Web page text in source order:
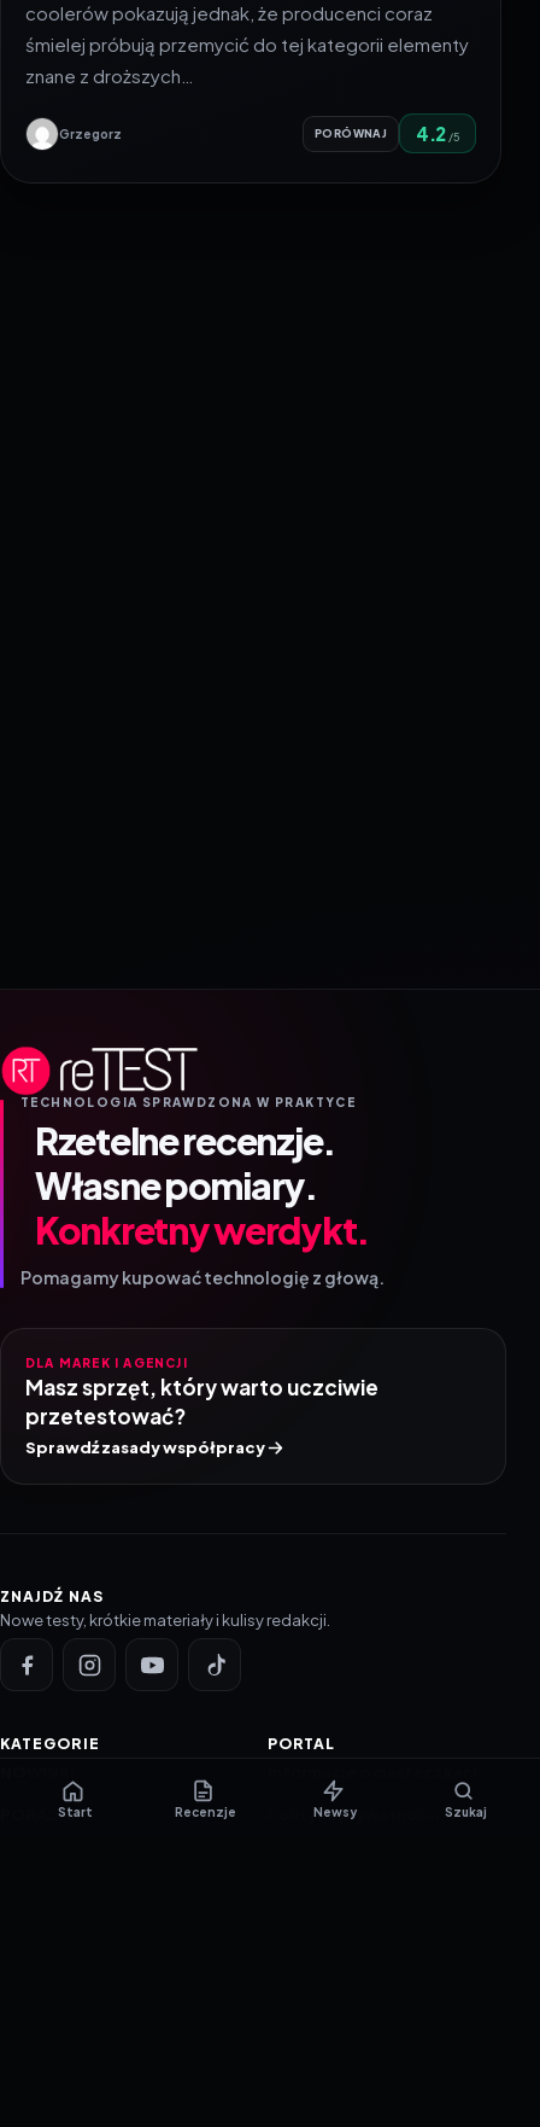
coolerów pokazują jednak, że producenci coraz
śmielej próbują przemycić do tej kategorii elementy
znane z droższych…
Grzegorz PORÓWNAJ 4.2 /5
TECHNOLOGIA SPRAWDZONA W PRAKTYCE
Rzetelne recenzje.
Własne pomiary.
Konkretny werdykt.
Pomagamy kupować technologię z głową.
DLA MAREK I AGENCJI
Masz sprzęt, który warto uczciwie
przetestować?
Sprawdź zasady współpracy
ZNAJDŹ NAS
Nowe testy, krótkie materiały i kulisy redakcji.
KATEGORIE
PORADNIKI
PORTAL
Polityka prywatności
Start Recenzje Newsy Szukaj